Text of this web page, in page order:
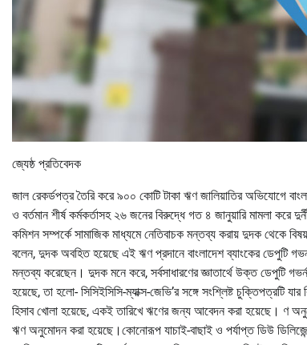
জ্যেষ্ঠ প্রতিবেদক
জাল রেকর্ডপত্র তৈরি করে ৯০০ কোটি টাকা ঋণ জালিয়াতির অভিযোগে
ও বর্তমান শীর্ষ কর্মকর্তাসহ ২৬ জনের বিরুদ্ধে গত ৪ জানুয়ারি মামলা করে
কমিশন সম্পর্কে সামাজিক মাধ্যমে নেতিবাচক মন্তব্য করায় দুদক থেকে
বলেন, দুদক অবহিত হয়েছে এই ঋণ প্রদানে বাংলাদেশ ব্যাংকের ডেপুটি
মন্তব্য করেছেন। দুদক মনে করে, সর্বসাধারণের জ্ঞাতার্থে উক্ত ডেপুটি
হয়েছে, তা হলো- সিসিইসিসি-ম্যাক্স-জেভি’র সঙ্গে সংশ্লিষ্ট চুক্তিপত্রটি
হিসাব খোলা হয়েছে, একই তারিখে ঋণের জন্য আবেদন করা হয়েছে। ণ
ঋণ অনুমোদন করা হয়েছে।কোনোরূপ যাচাই-বাছাই ও পর্যাপ্ত ডিউ